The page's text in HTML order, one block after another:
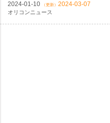
2024-01-10 （更新） 2024-03-07
オリコンニュース